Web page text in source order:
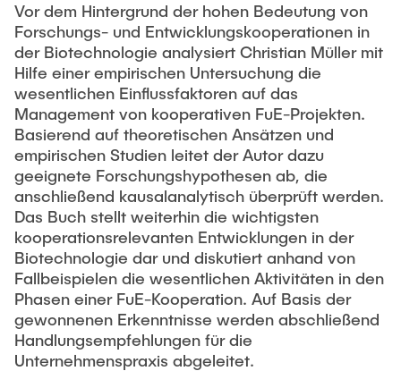
Forschungsprojekte
Drittmittelprojekte
Forschungskolloquium - TIM-Forsch
Abschlussarbeiten
MSc. GTIME
University Innovation Fellows
Vor dem Hintergrund der hohen Bedeutung von
Forschungs- und Entwicklungskooperationen in
der Biotechnologie analysiert Christian Müller mit
Hilfe einer empirischen Untersuchung die
wesentlichen Einflussfaktoren auf das
Management von kooperativen FuE-Projekten.
Basierend auf theoretischen Ansätzen und
empirischen Studien leitet der Autor dazu
geeignete Forschungshypothesen ab, die
anschließend kausalanalytisch überprüft werden.
Das Buch stellt weiterhin die wichtigsten
kooperationsrelevanten Entwicklungen in der
Biotechnologie dar und diskutiert anhand von
Fallbeispielen die wesentlichen Aktivitäten in den
Phasen einer FuE-Kooperation. Auf Basis der
gewonnenen Erkenntnisse werden abschließend
Handlungsempfehlungen für die
Unternehmenspraxis abgeleitet.